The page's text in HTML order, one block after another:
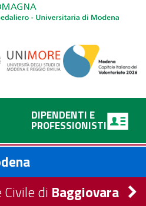
DIPENDENTI E
PROFESSIONISTI
Civile di Baggiovara